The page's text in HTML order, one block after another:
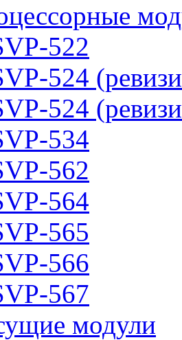
522
524
524
534
562
564
565
566
567
модули